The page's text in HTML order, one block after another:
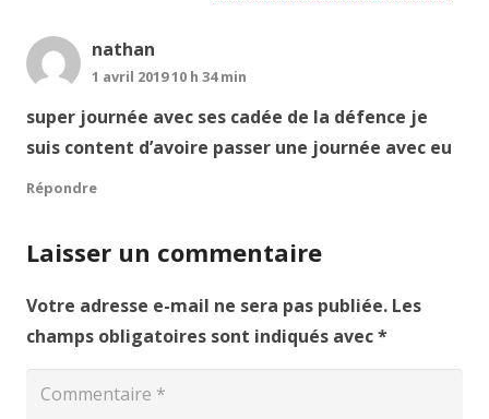
nathan
1 avril 2019 10 h 34 min
super journée avec ses cadée de la défence je
suis content d’avoire passer une journée avec eu
Répondre
Laisser un commentaire
Votre adresse e-mail ne sera pas publiée. Les
champs obligatoires sont indiqués avec*